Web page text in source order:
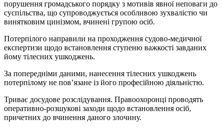
порушення громадського порядку з мотивів явної неповаги до
суспільства, що супроводжується особливою зухвалістю чи
винятковим цинізмом, вчинені групою осіб.
Потерпілого направили на проходження судово-медичної
експертизи щодо встановлення ступеню важкості завданих
йому тілесних ушкоджень.
За попередніми даними, нанесення тілесних ушкоджень
потерпілому не пов’язане із його професійною діяльністю.
Триває досудове розслідування. Правоохоронці проводять
оперативно-розшукові заходи щодо встановлення осіб,
причетних до вчинення даного злочину.